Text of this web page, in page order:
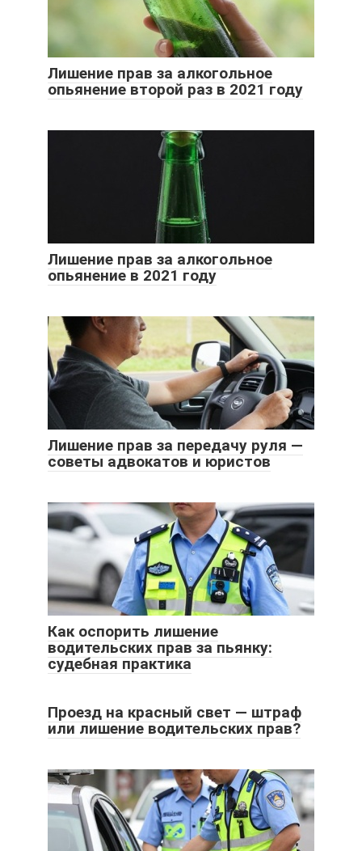
Лишение прав за алкогольное
опьянение второй раз в 2021 году
Лишение прав за алкогольное
опьянение в 2021 году
Лишение прав за передачу руля —
советы адвокатов и юристов
Как оспорить лишение
водительских прав за пьянку:
судебная практика
Проезд на красный свет — штраф
или лишение водительских прав?